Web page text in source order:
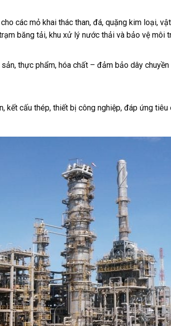
các mỏ khai thác than, đá, quặng kim loại,
băng tải, khu xử lý nước thải và bảo vệ môi
thực phẩm, hóa chất – đảm bảo dây
kết cấu thép, thiết bị công nghiệp, đáp ứng